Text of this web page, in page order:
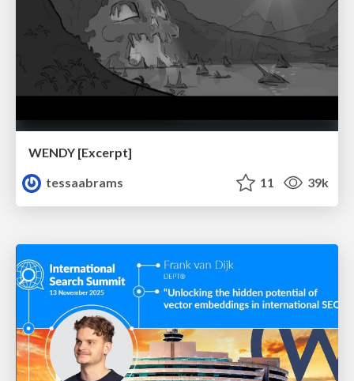
WENDY [Excerpt]
tessaabrams
11 39k